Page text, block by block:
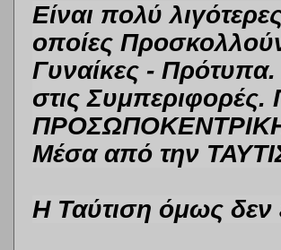
Είναι πολύ
οποίες
Γυναίκες -
στις Συμπεριφορές.
ΠΡΟΣΩΠΟΚΕΝΤΡΙΚΗ,
Μέσα από την
Η Ταύτιση όμως